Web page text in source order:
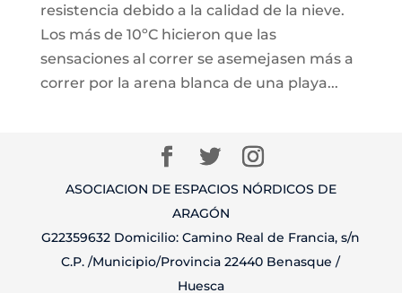
resistencia debido a la calidad de la nieve.
Los más de 10ºC hicieron que las
sensaciones al correr se asemejasen más a
correr por la arena blanca de una playa...
ASOCIACION DE ESPACIOS NÓRDICOS DE
ARAGÓN
G22359632 Domicilio: Camino Real de Francia, s/n
C.P. /Municipio/Provincia 22440 Benasque /
Huesca